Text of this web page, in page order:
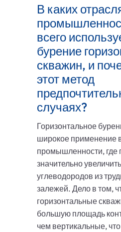
В каких
всего
бурение
скважин, и
этот метод
случаях?
Горизонтальное
широкое применение
промышленности, где
значительно
углеводородов из
залежей. Дело в том,
горизонтальные
большую площадь
чем вертикальные,